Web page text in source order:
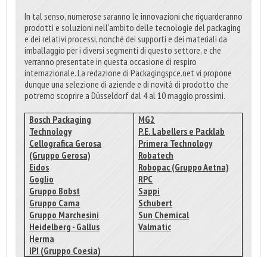
In tal senso, numerose saranno le innovazioni che riguarderanno
prodotti e soluzioni nell'ambito delle tecnologie del packaging
e dei relativi processi, nonché dei supporti e dei materiali da
imballaggio per i diversi segmenti di questo settore, e che
verranno presentate in questa occasione di respiro
internazionale. La redazione di Packagingspce.net vi propone
dunque una selezione di aziende e di novità di prodotto che
potremo scoprire a Düsseldorf dal 4 al 10 maggio prossimi.
Bosch Packaging
Technology
Cellografica Gerosa
(Gruppo Gerosa)
Eidos
Goglio
Gruppo Bobst
Gruppo Cama
Gruppo Marchesini
Heidelberg - Gallus
Herma
IPI (Gruppo Coesia)
MG2
P.E. Labellers e Packlab
Primera Technology
Robatech
Robopac (Gruppo Aetna)
RPC
Sappi
Schubert
Sun Chemical
Valmatic